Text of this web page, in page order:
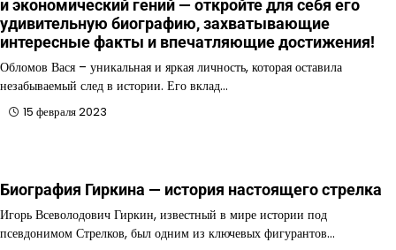
и экономический гений — откройте для себя его
удивительную биографию, захватывающие
интересные факты и впечатляющие достижения!
Обломов Вася – уникальная и яркая личность, которая оставила
незабываемый след в истории. Его вклад…
15 февраля 2023
Биография Гиркина — история настоящего стрелка
Игорь Всеволодович Гиркин, известный в мире истории под
псевдонимом Стрелков, был одним из ключевых фигурантов…